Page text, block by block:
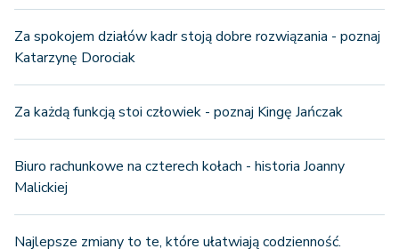
Za spokojem działów kadr stoją dobre rozwiązania - poznaj
Katarzynę Dorociak
Za każdą funkcją stoi człowiek - poznaj Kingę Jańczak
Biuro rachunkowe na czterech kołach - historia Joanny
Malickiej
Najlepsze zmiany to te, które ułatwiają codzienność.